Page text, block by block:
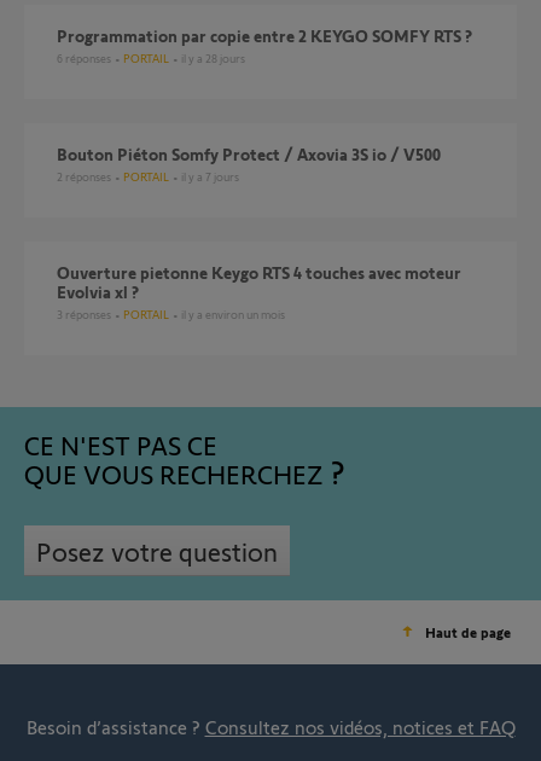
Programmation par copie entre 2 KEYGO SOMFY RTS ?
6 réponses PORTAIL il y a 28 jours
Bouton Piéton Somfy Protect / Axovia 3S io / V500
2 réponses PORTAIL il y a 7 jours
Ouverture pietonne Keygo RTS 4 touches avec moteur
Evolvia xl ?
3 réponses PORTAIL il y a environ un mois
CE N'EST PAS CE
QUE VOUS RECHERCHEZ
Posez votre question
Haut de page
Besoin d’assistance ? Consultez nos vidéos, notices et FAQ